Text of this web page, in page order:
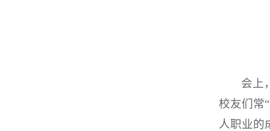
会上
校友们常
人职业的